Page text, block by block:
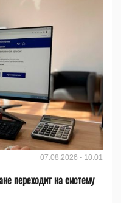
07.08.2026 - 10:01
переходит на систему